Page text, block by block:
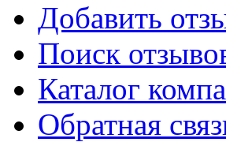
Добавить
Поиск
Каталог
Обратная